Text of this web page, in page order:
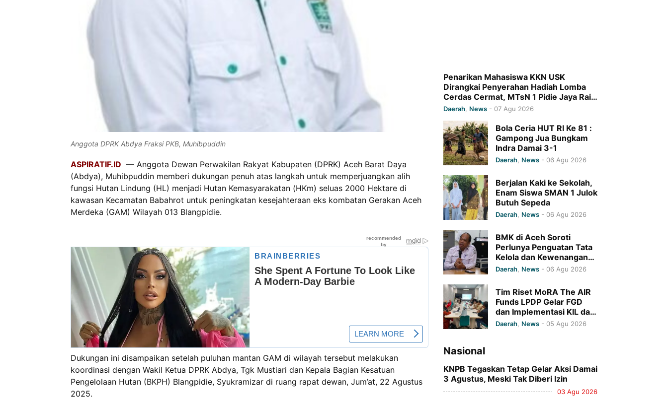
Anggota DPRK Abdya Fraksi PKB, Muhibpuddin
ASPIRATIF.ID — Anggota Dewan Perwakilan Rakyat Kabupaten (DPRK) Aceh Barat Daya
(Abdya), Muhibpuddin memberi dukungan penuh atas langkah untuk memperjuangkan alih
fungsi Hutan Lindung (HL) menjadi Hutan Kemasyarakatan (HKm) seluas 2000 Hektare di
kawasan Kecamatan Babahrot untuk peningkatan kesejahteraan eks kombatan Gerakan Aceh
Merdeka (GAM) Wilayah 013 Blangpidie.
Dukungan ini disampaikan setelah puluhan mantan GAM di wilayah tersebut melakukan
koordinasi dengan Wakil Ketua DPRK Abdya, Tgk Mustiari dan Kepala Bagian Kesatuan
Pengelolaan Hutan (BKPH) Blangpidie, Syukramizar di ruang rapat dewan, Jum’at, 22 Agustus
2025.
Penarikan Mahasiswa KKN USK
Dirangkai Penyerahan Hadiah Lomba
Cerdas Cermat, MTsN 1 Pidie Jaya Raih
Juara I
Daerah News - 07 Agu 2026
Bola Ceria HUT RI Ke 81 :
Gampong Jua Bungkam
Indra Damai 3-1
Daerah News - 06 Agu 2026
Berjalan Kaki ke Sekolah,
Enam Siswa SMAN 1 Julok
Butuh Sepeda
Daerah News - 06 Agu 2026
BMK di Aceh Soroti
Perlunya Penguatan Tata
Kelola dan Kewenangan
Monitoring Program
Daerah News - 06 Agu 2026
Tim Riset MoRA The AIR
Funds LPDP Gelar FGD
dan Implementasi KIL dan
Penandatanganan
Daerah News - 05 Agu 2026
Nasional
KNPB Tegaskan Tetap Gelar Aksi Damai
3 Agustus, Meski Tak Diberi Izin
03 Agu 2026